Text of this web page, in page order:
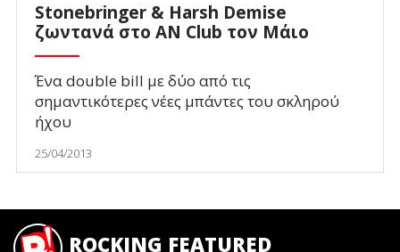
Stonebringer & Harsh Demise
ζωντανά στο AN Club τον Μάιο
Ένα double bill με δύο από τις
σημαντικότερες νέες μπάντες του σκληρού
ήχου
25/04/2013
ROCKING FEATURED